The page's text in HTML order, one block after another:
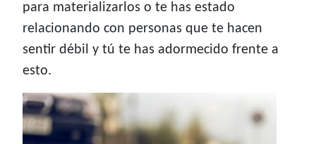
para materializarlos o te has estado
relacionando con personas que te hacen
sentir débil y tú te has adormecido frente a
esto.